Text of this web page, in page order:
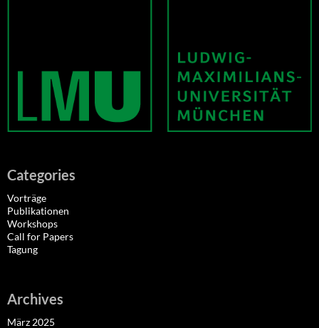
Categories
Vorträge
Publikationen
Workshops
Call for Papers
Tagung
Archives
März 2025